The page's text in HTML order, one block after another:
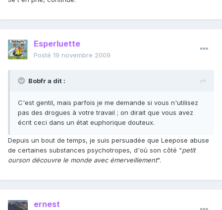
Esperluette
Posté 19 novembre 2009
Bobfr a dit :
C'est gentil, mais parfois je me demande si vous n'utilisez
pas des drogues à votre travail ; on dirait que vous avez
écrit ceci dans un état euphorique douteux.
Depuis un bout de temps, je suis persuadée que Leepose abuse
de certaines substances psychotropes, d'où son côté "petit
ourson découvre le monde avec émerveillement".
ernest